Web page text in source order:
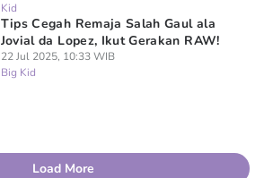
Kid
Tips Cegah Remaja Salah Gaul ala
Jovial da Lopez, Ikut Gerakan RAW!
22 Jul 2025, 10:33 WIB
Big Kid
Load More